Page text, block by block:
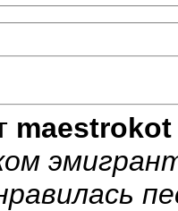
maestrokot